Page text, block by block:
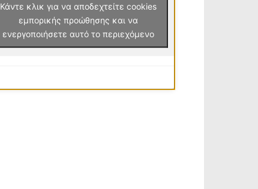
Κάντε κλικ για να αποδεχτείτε cookies
εμπορικής προώθησης και να
ενεργοποιήσετε αυτό το περιεχόμενο